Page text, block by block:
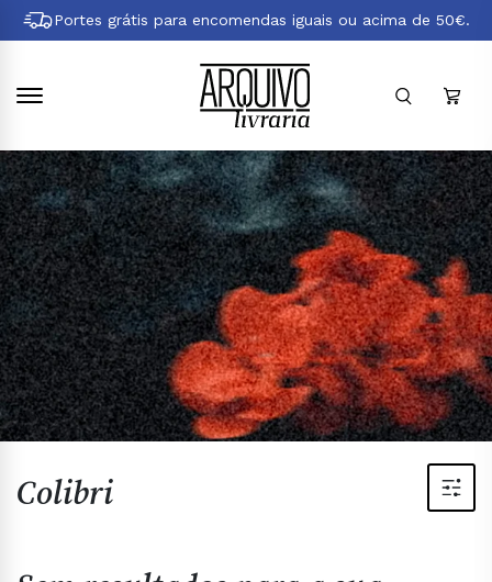
Pular
para
principal
Portes grátis para encomendas iguais ou acima de 50€.
Colibri